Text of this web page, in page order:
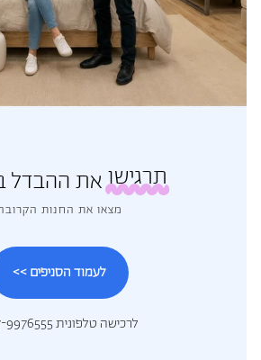
תרגישואת ההבדל
מצאו את החנות
לעמוד הסניפים >>
לרכישה טלפונית 077-9976555